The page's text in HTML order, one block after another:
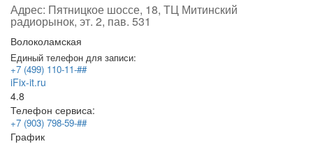
Адрес: Пятницкое шоссе, 18, ТЦ Митинский
радиорынок, эт. 2, пав. 531
Волоколамская
Единый телефон для записи:
+7 (499) 110-11-##
iFix-it.ru
4.8
Телефон сервиса:
+7 (903) 798-59-##
График